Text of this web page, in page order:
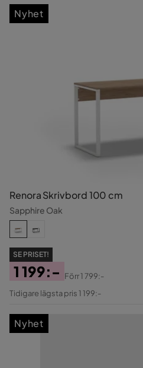
Renora Skrivbord 100 cm
Sapphire Oak
SE PRISET!
Pris
1 199:-
Original
Förr1 799:-
Tidigare lägsta pris 1 199:-
Nyhet
Nyhet